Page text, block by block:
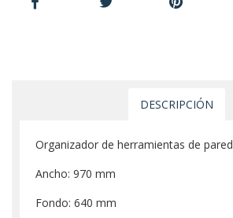
DESCRIPCIÓN
Organizador de herramientas de pared
Ancho: 970 mm
Fondo: 640 mm